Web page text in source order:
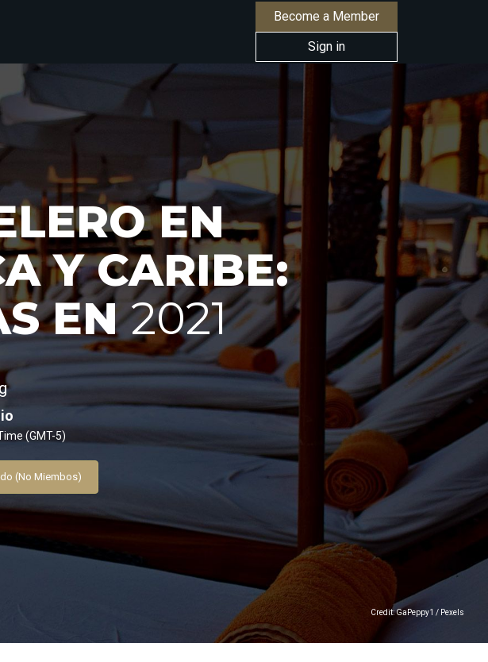
Become a Member
Sign in
EN
Y CARIBE:
EN2021
(GMT-5)
(No Miembos)
Credit: GaPeppy1 / Pexels